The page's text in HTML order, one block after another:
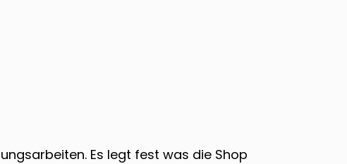
Es legt fest was die Shop